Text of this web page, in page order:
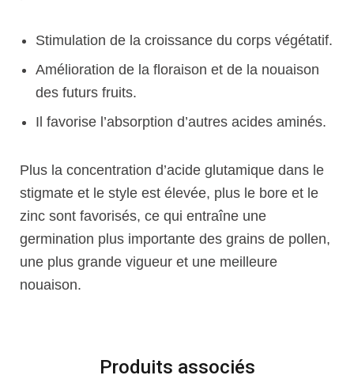
Stimulation de la croissance du corps végétatif.
Amélioration de la floraison et de la nouaison
des futurs fruits.
Il favorise l’absorption d’autres acides aminés.
Plus la concentration d’acide glutamique dans le
stigmate et le style est élevée, plus le bore et le
zinc sont favorisés, ce qui entraîne une
germination plus importante des grains de pollen,
une plus grande vigueur et une meilleure
nouaison.
Produits associés